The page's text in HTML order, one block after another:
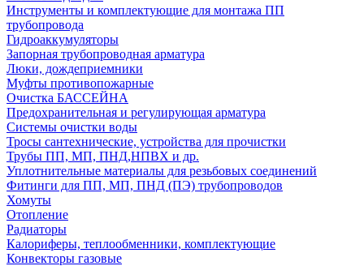
Инструменты и комплектующие для монтажа ПП
трубопровода
Гидроаккумуляторы
Запорная трубопроводная арматура
Люки, дождеприемники
Муфты противопожарные
Очистка БАССЕЙНА
Предохранительная и регулирующая арматура
Системы очистки воды
Тросы сантехнические, устройства для прочистки
Трубы ПП, МП, ПНД,НПВХ и др.
Уплотнительные материалы для резьбовых соединений
Фитинги для ПП, МП, ПНД (ПЭ) трубопроводов
Хомуты
Отопление
Радиаторы
Калориферы, теплообменники, комплектующие
Конвекторы газовые